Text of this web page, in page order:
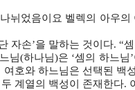
뉘었음이요 벨렉의 아우의
자손’을 말하는 것이다. “
(하나님)은 ‘셈의 하느님’
호와 하느님은 선택된 백
계열의 백성이 존재한다.